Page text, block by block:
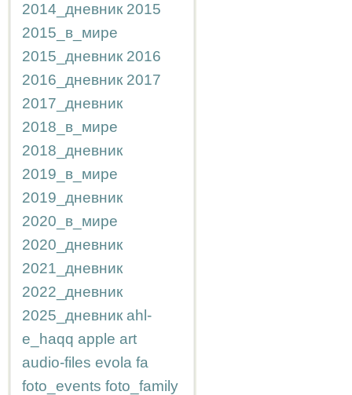
2014_дневник 2015
2015_в_мире
2015_дневник 2016
2016_дневник 2017
2017_дневник
2018_в_мире
2018_дневник
2019_в_мире
2019_дневник
2020_в_мире
2020_дневник
2021_дневник
2022_дневник
2025_дневник ahl-
e_haqq apple art
audio-files evola fa
foto_events foto_family